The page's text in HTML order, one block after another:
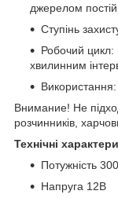
джерелом
Ступінь
Робочий цикл:
хвилинним
Використання:
Внимание! Не
розчинників,
Технічні
Потужність
Напруга 12В